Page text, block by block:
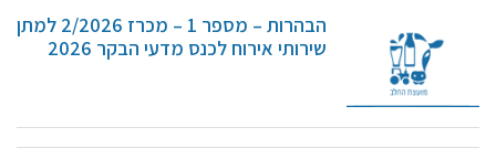
סיפורי המשקים
שעת סיפור
ראיונות
הבהרות – מספר 1 – מכרז 2/2026 למתן
שירותי אירוח לכנס מדעי הבקר 2026